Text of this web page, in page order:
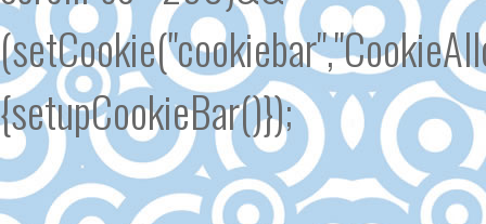
{setupCookieBar()});